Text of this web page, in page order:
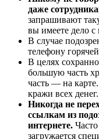
даже
запрашивают
вы имеете дело
В случае
телефону
В целях
большую часть
часть — на
кражи всех денег.
Никогда не
ссылкам из
интернете.
загружается